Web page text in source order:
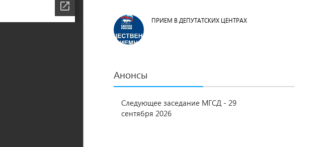
ПРИЕМ В ДЕПУТАТСКИХ ЦЕНТРАХ
Анонсы
Следующее заседание МГСД - 29
сентября 2026